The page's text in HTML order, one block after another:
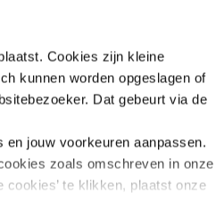
Cookies zijn kleine
kunnen worden opgeslagen of
Dat gebeurt via de
en jouw voorkeuren aanpassen.
zoals omschreven in onze
cookies’ te klikken, plaatst onze